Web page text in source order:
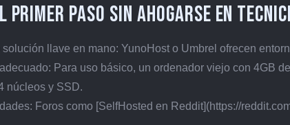
primer paso sin ahogarse en
llave en mano: YunoHost o Umbrel ofrecen
Para uso básico, un ordenador viejo con 4GB
núcleos y SSD.
Foros como [SelfHosted en Reddit](https://